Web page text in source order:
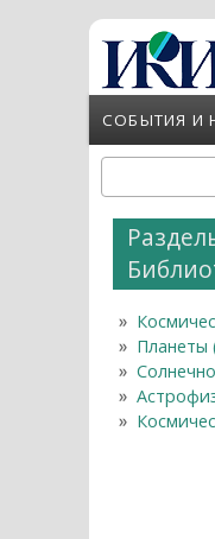
содержанию
СОБЫТИЯ И
Форма
Планеты